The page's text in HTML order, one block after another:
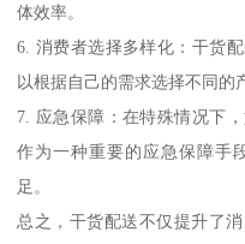
体效率。
6. 消费者选择多样化：干货
以根据自己的需求选择不同的
7. 应急保障：在特殊情况下
作为一种重要的应急保障手
足。
总之，干货配送不仅提升了